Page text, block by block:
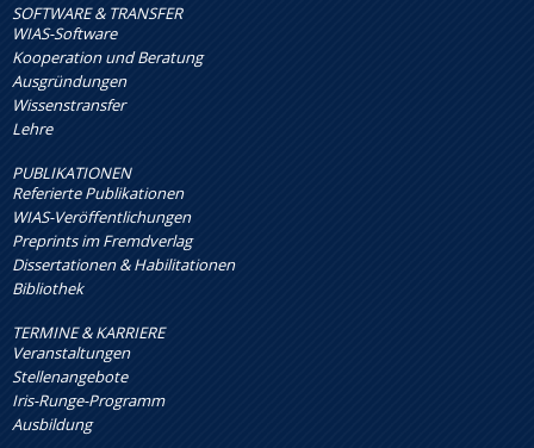
SOFTWARE & TRANSFER
WIAS-Software
Kooperation und Beratung
Ausgründungen
Wissenstransfer
Lehre
PUBLIKATIONEN
Referierte Publikationen
WIAS-Veröffentlichungen
Preprints im Fremdverlag
Dissertationen & Habilitationen
Bibliothek
TERMINE & KARRIERE
Veranstaltungen
Stellenangebote
Iris-Runge-Programm
Ausbildung